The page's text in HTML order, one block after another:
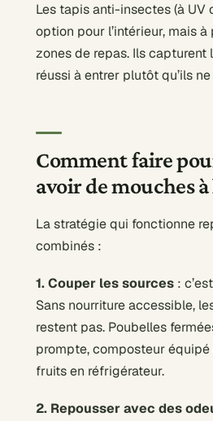
Les tapis anti-insectes (à UV
option pour l’intérieur, mais
zones de repas. Ils capturent
réussi à entrer plutôt qu’ils
Comment faire
avoir de mouches à
La stratégie qui fonctionne
combinés :
1. Couper les sources :
Sans nourriture accessible,
restent pas. Poubelles
prompte, composteur équipé
fruits en réfrigérateur.
2. Repousser avec des